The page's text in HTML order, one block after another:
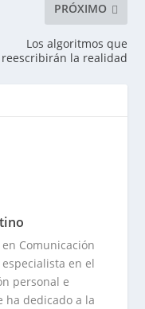
PRÓXIMO
Los algoritmos que
reescribirán la realidad
Comunicación
en el
personal e
ha dedicado a la